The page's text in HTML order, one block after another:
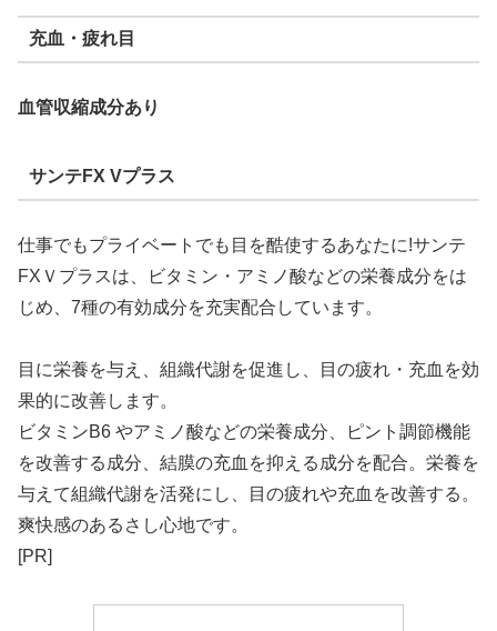
充血・疲れ目
血管収縮成分あり
サンテFX Vプラス
仕事でもプライベートでも目を酷使するあなたに!サンテ
FXＶプラスは、ビタミン・アミノ酸などの栄養成分をは
じめ、7種の有効成分を充実配合しています。
目に栄養を与え、組織代謝を促進し、目の疲れ・充血を効
果的に改善します。
ビタミンB6 やアミノ酸などの栄養成分、ピント調節機能
を改善する成分、結膜の充血を抑える成分を配合。栄養を
与えて組織代謝を活発にし、目の疲れや充血を改善する。
爽快感のあるさし心地です。
[PR]